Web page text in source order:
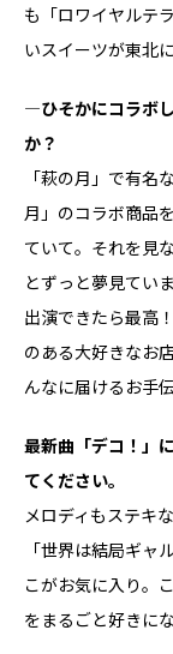
も「ロワイヤルテ
いスイーツが東北
―ひそかにコラボ
か？
「萩の月」で有名
月」のコラボ商品
ていて。それを見
とずっと夢見てい
出演できたら最高
のある大好きなお
んなに届けるお手
――最新曲「デコ！
てください。
メロディもステキ
「世界は結局ギャ
こがお気に入り。
をまるごと好きに